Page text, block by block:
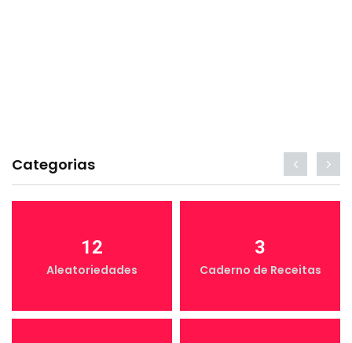
Categorias
12
Aleatoriedades
3
Caderno de Receitas